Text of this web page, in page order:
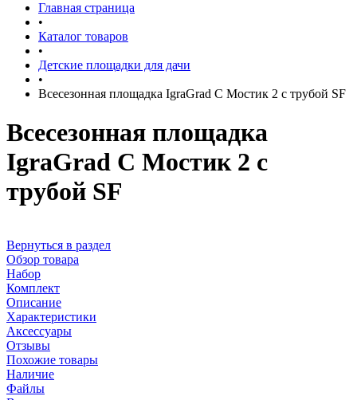
Главная страница
•
Каталог товаров
•
Детские площадки для дачи
•
Всесезонная площадка IgraGrad С Мостик 2 с трубой SF
Всесезонная площадка
IgraGrad С Мостик 2 с
трубой SF
Вернуться в раздел
Обзор товара
Набор
Комплект
Описание
Характеристики
Аксессуары
Отзывы
Похожие товары
Наличие
Файлы